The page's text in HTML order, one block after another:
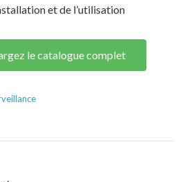
et de l’utilisation
le catalogue complet